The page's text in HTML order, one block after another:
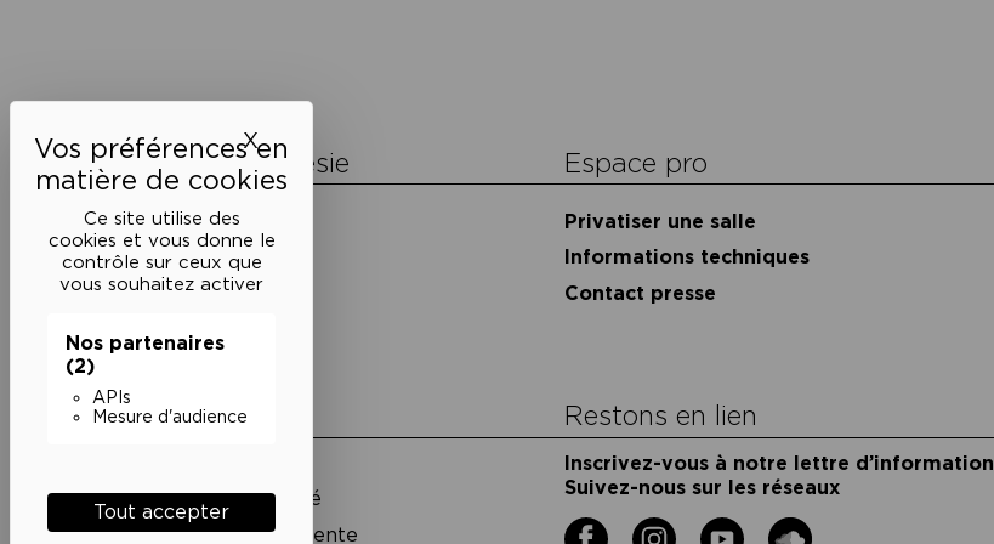
Ce site utilise des
cookies et vous donne le
contrôle sur ceux que
vous souhaitez activer
Nos partenaires
(2)
APIs
Mesure d'audience
Tout accepter
XMasquer le bandeau des cookies
l’article
La Maison de la Poésie
Découvrir
En photos
Historique
Nos partenaires
Espace pro
Privatiser une salle
Informations techniques
Contact presse
Liens utiles
Politique de confidentialité
Conditions générales de vente
Restons en lien
Inscrivez-vous à notre lettre d’information
Suivez-nous sur les réseaux